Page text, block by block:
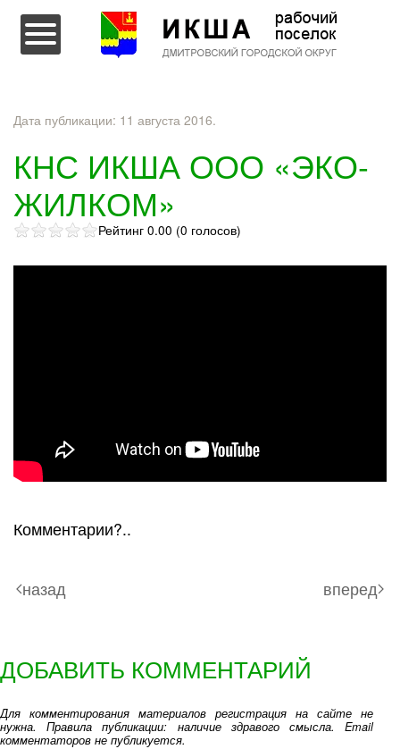
Перейти к содержимому
Дата публикации: 11 августа 2016.
КНС ИКША ООО «ЭКО-
ЖИЛКОМ»
Рейтинг 0.00 (0 голосов)
Комментарии?..
назад вперед
ДОБАВИТЬ КОММЕНТАРИЙ
Для комментирования материалов регистрация на сайте не
нужна. Правила публикации: наличие здравого смысла. Email
комментаторов не публикуется.